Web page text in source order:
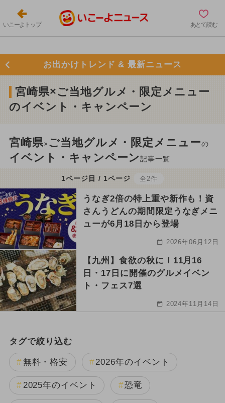
いこーよトップ あとで読む
お出かけトレンド & 最新ニュース
宮崎県×ご当地グルメ・限定メニュー
のイベント・キャンペーン
宮崎県× ご当地グルメ・限定メニューの
イベント・キャンペーン記事一覧
1ページ目 / 1ページ 全2件
うなぎ2倍の特上重や新作も！資
さんうどんの期間限定うなぎメニ
ューが6月18日から登場
2026年06月12日
【九州】食欲の秋に！11月16
日・17日に開催のグルメイベン
ト・フェス7選
2024年11月14日
タグで絞り込む
無料・格安 2026年のイベント
2025年のイベント 恐竜